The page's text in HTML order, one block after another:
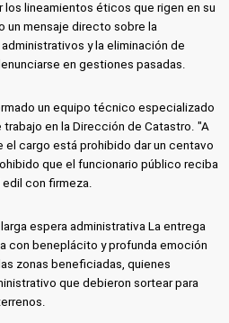
lineamientos éticos que rigen en su
un mensaje directo sobre la
y la eliminación de
en gestiones pasadas.
un equipo técnico especializado
en la Dirección de Catastro. "A
el cargo está prohibido dar un centavo
que el funcionario público reciba
edil con firmeza.
espera administrativa La entrega
con beneplácito y profunda emoción
zonas beneficiadas, quienes
que debieron sortear para